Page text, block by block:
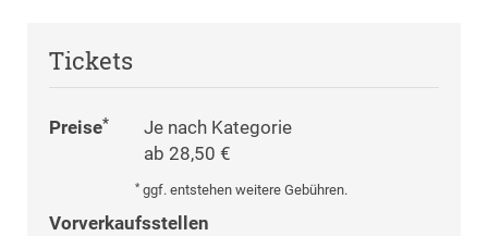
Tickets
Preise*
Je nach Kategorie
ab 28,50 €
* ggf. entstehen weitere Gebühren.
Vorverkaufsstellen